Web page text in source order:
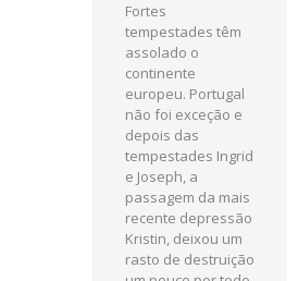
Fortes
tempestades têm
assolado o
continente
europeu. Portugal
não foi exceção e
depois das
tempestades Ingrid
e Joseph, a
passagem da mais
recente depressão
Kristin, deixou um
rasto de destruição